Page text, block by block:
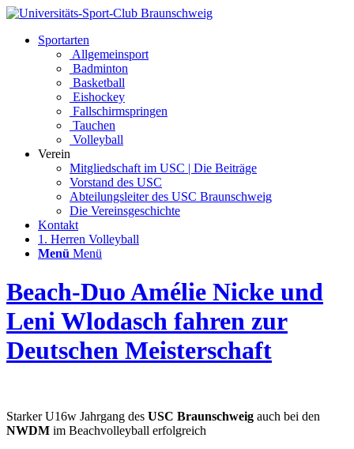
Sportarten
Allgemeinsport
Badminton
Basketball
Eishockey
Fallschirmspringen
Tauchen
Volleyball
Verein
Mitgliedschaft im USC | Die Beiträge
Vorstand des USC
Abteilungsleiter des USC Braunschweig
Die Vereinsgeschichte
Kontakt
1. Herren Volleyball
Menü Menü
Beach-Duo Amélie Nicke und
Leni Wlodasch fahren zur
Deutschen Meisterschaft
Starker U16w Jahrgang des USC Braunschweig auch bei den
NWDM im Beachvolleyball erfolgreich